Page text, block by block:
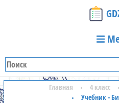
Главная 4 класс
Учебник -